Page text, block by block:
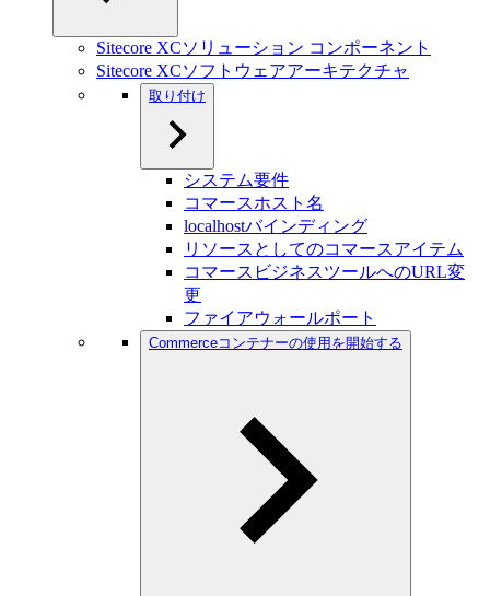
Sitecore XCソリューション コンポーネント
Sitecore XCソフトウェアアーキテクチャ
取り付け
システム要件
コマースホスト名
localhostバインディング
リソースとしてのコマースアイテム
コマースビジネスツールへのURL変
更
ファイアウォールポート
Commerceコンテナーの使用を開始する